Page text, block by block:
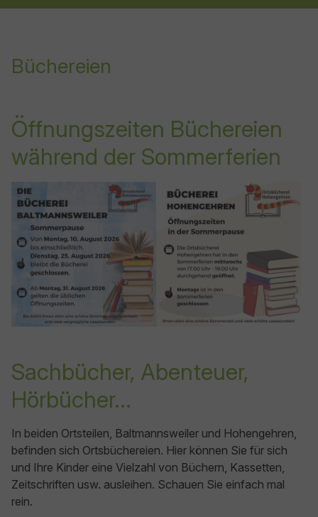
Büchereien
Öffnungszeiten Büchereien
während der Sommerferien
Show larger version for: Show larger version for:
Sachbücher, Abenteuer,
Hörbücher...
In beiden Ortsteilen, Baltmannsweiler und Hohengehren,
befinden sich Ortsbüchereien. Hier können Sie für sich
und Ihre Kinder eine Vielzahl von Büchern, Kassetten,
Zeitschriften usw. ausleihen. Schauen Sie einfach mal
rein.